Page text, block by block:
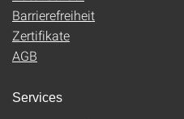
Barrierefreiheit
Zertifikate
AGB
Services